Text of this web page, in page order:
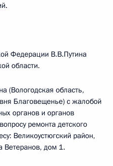
Федерации В.В.Путина
области.
(Вологодская область,
Благовещенье) с жалобой
органов и органов
ремонта детского
Великоустюгский район,
Ветеранов, дом 1.